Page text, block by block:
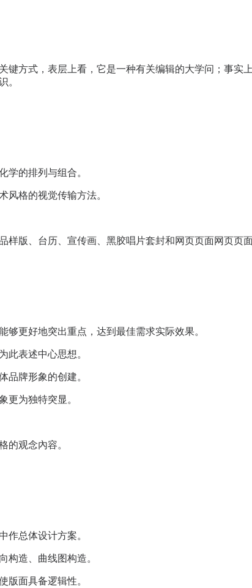
键方式，表层上看，它是一种有关编辑的大学问；事实
。
学的排列与组合。
风格的视觉传输方法。
版、台历、宣传画、黑胶唱片套封和网页页面网页页
更好地突出重点，达到最佳需求实际效果。
此表述中心思想。
品牌形象的创建。
更为独特突显。
的观念內容。
作总体设计方案。
构造、曲线图构造。
版面具备逻辑性。